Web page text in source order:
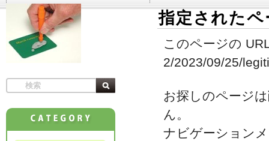
指定された
このページの
2/2023/09/25/
お探しのページ
ん。
ナビゲーション